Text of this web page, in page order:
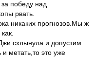
победу над
рвать.
никаких прогнозов.Мы ж
схлынула и допустим
и метать,то это уже